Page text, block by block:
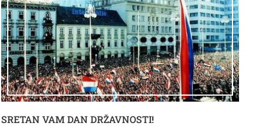
SRETAN VAM DAN DRŽAVNOSTI!